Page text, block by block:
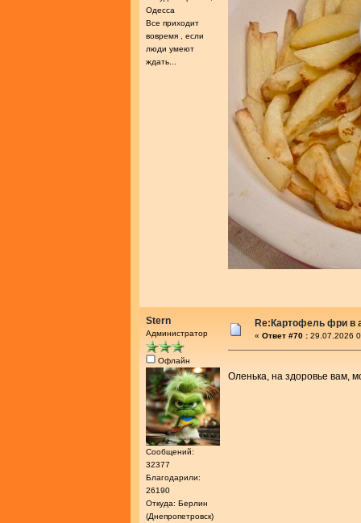
Одесса
Все приходит
вовремя , если
люди умеют
ждать...
Stern
Администратор
Офлайн
Сообщений:
32377
Благодарили:
26190
Откуда: Берлин
(Днепропетровск)
Re:Картофель фри в
« Ответ #70 : 29.07.2026
Оленька, на здоровье вам,